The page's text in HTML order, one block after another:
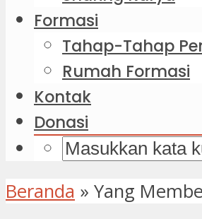
Formasi
Tahap-Tahap
Rumah Formasi
Kontak
Donasi
Beranda » Yang